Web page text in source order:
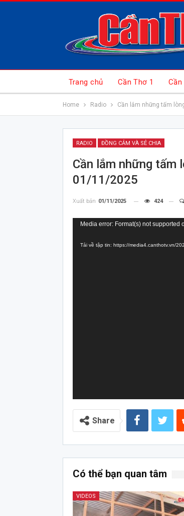
Trang chủ Cần Thơ 1
Home Radio Cần lắm những tấm
RADIO ĐỒNG CẢM VÀ SẺ CHIA
Cần lắm những tấm
01/11/2025
Xuất bản 01/11/2025 424
Trình
Video
Media error: Format(s) not supported
Tải về tập tin: https://media4.canthotv.vn/
Share
Có thể bạn quan tâm
VIDEOS